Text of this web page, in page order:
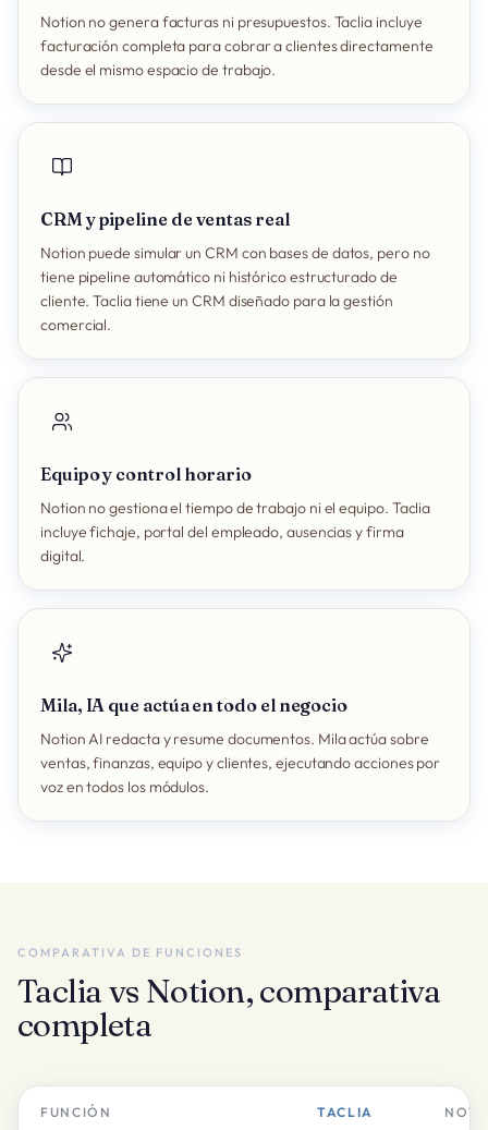
Notion no genera facturas ni presupuestos. Taclia incluye
facturación completa para cobrar a clientes directamente
desde el mismo espacio de trabajo.
CRM y pipeline de ventas real
Notion puede simular un CRM con bases de datos, pero no
tiene pipeline automático ni histórico estructurado de
cliente. Taclia tiene un CRM diseñado para la gestión
comercial.
Equipo y control horario
Notion no gestiona el tiempo de trabajo ni el equipo. Taclia
incluye fichaje, portal del empleado, ausencias y firma
digital.
Mila, IA que actúa en todo el negocio
Notion AI redacta y resume documentos. Mila actúa sobre
ventas, finanzas, equipo y clientes, ejecutando acciones por
voz en todos los módulos.
COMPARATIVA DE FUNCIONES
Taclia vs Notion, comparativa
completa
FUNCIÓN TACLIA